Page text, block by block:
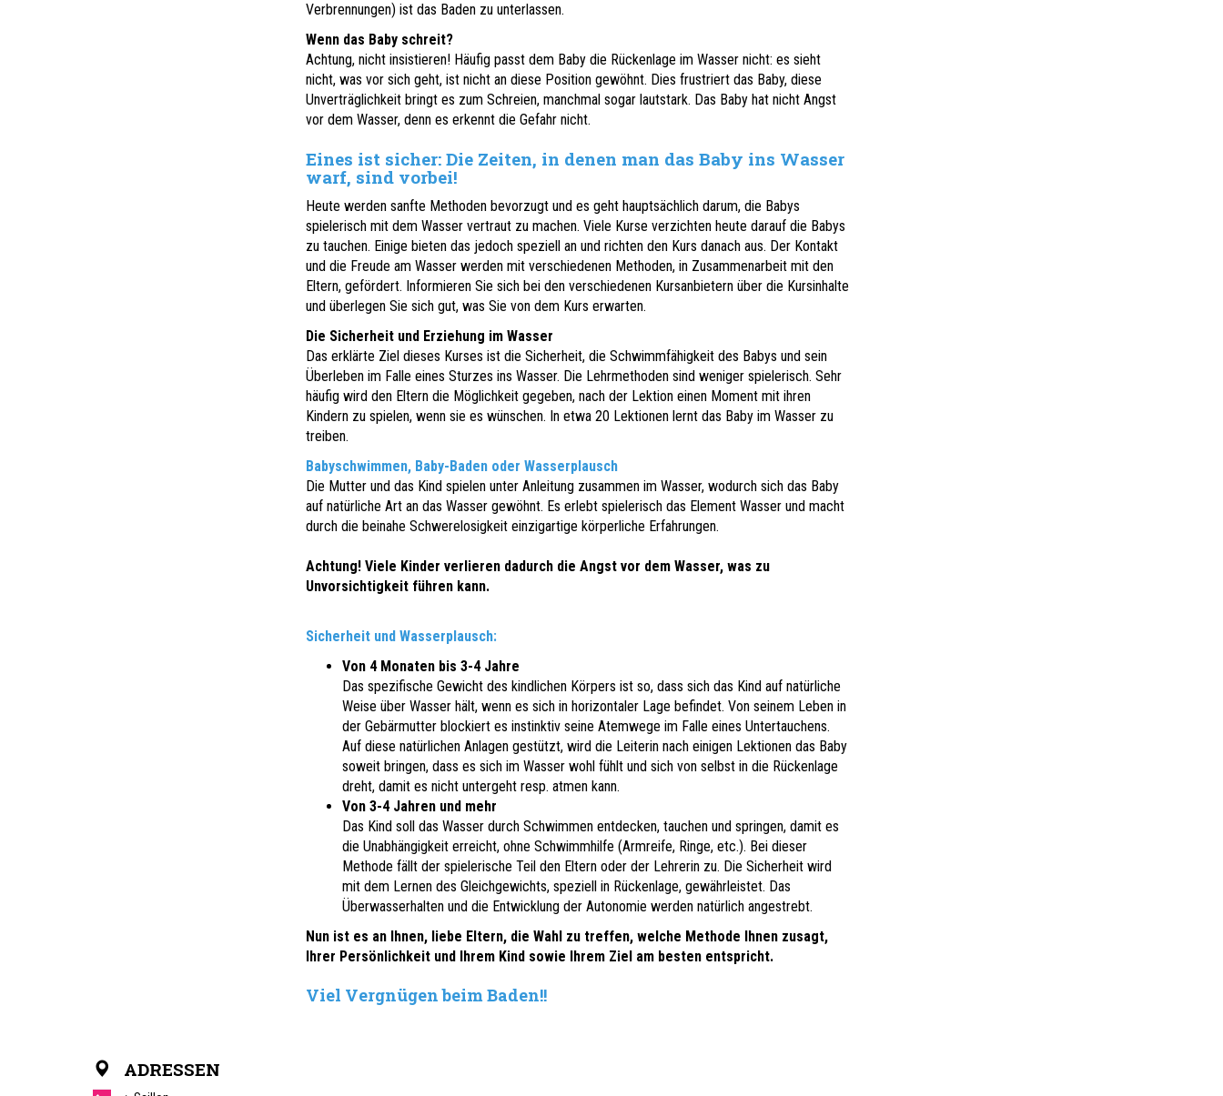
Verbrennungen) ist das Baden zu unterlassen.
Wenn das Baby schreit?
Achtung, nicht insistieren! Häufig passt dem Baby die Rückenlage im Wasser nicht: es sieht
nicht, was vor sich geht, ist nicht an diese Position gewöhnt. Dies frustriert das Baby, diese
Unverträglichkeit bringt es zum Schreien, manchmal sogar lautstark. Das Baby hat nicht Angst
vor dem Wasser, denn es erkennt die Gefahr nicht.
Eines ist sicher: Die Zeiten, in denen man das Baby ins Wasser
warf, sind vorbei!
Heute werden sanfte Methoden bevorzugt und es geht hauptsächlich darum, die Babys
spielerisch mit dem Wasser vertraut zu machen. Viele Kurse verzichten heute darauf die Babys
zu tauchen. Einige bieten das jedoch speziell an und richten den Kurs danach aus. Der Kontakt
und die Freude am Wasser werden mit verschiedenen Methoden, in Zusammenarbeit mit den
Eltern, gefördert. Informieren Sie sich bei den verschiedenen Kursanbietern über die Kursinhalte
und überlegen Sie sich gut, was Sie von dem Kurs erwarten.
Die Sicherheit und Erziehung im Wasser
Das erklärte Ziel dieses Kurses ist die Sicherheit, die Schwimmfähigkeit des Babys und sein
Überleben im Falle eines Sturzes ins Wasser. Die Lehrmethoden sind weniger spielerisch. Sehr
häufig wird den Eltern die Möglichkeit gegeben, nach der Lektion einen Moment mit ihren
Kindern zu spielen, wenn sie es wünschen. In etwa 20 Lektionen lernt das Baby im Wasser zu
treiben.
Babyschwimmen, Baby-Baden oder Wasserplausch
Die Mutter und das Kind spielen unter Anleitung zusammen im Wasser, wodurch sich das Baby
auf natürliche Art an das Wasser gewöhnt. Es erlebt spielerisch das Element Wasser und macht
durch die beinahe Schwerelosigkeit einzigartige körperliche Erfahrungen.
Achtung! Viele Kinder verlieren dadurch die Angst vor dem Wasser, was zu
Unvorsichtigkeit führen kann.
Sicherheit und Wasserplausch:
Von 4 Monaten bis 3-4 Jahre
Das spezifische Gewicht des kindlichen Körpers ist so, dass sich das Kind auf natürliche
Weise über Wasser hält, wenn es sich in horizontaler Lage befindet. Von seinem Leben in
der Gebärmutter blockiert es instinktiv seine Atemwege im Falle eines Untertauchens.
Auf diese natürlichen Anlagen gestützt, wird die Leiterin nach einigen Lektionen das Baby
soweit bringen, dass es sich im Wasser wohl fühlt und sich von selbst in die Rückenlage
dreht, damit es nicht untergeht resp. atmen kann.
Von 3-4 Jahren und mehr
Das Kind soll das Wasser durch Schwimmen entdecken, tauchen und springen, damit es
die Unabhängigkeit erreicht, ohne Schwimmhilfe (Armreife, Ringe, etc.). Bei dieser
Methode fällt der spielerische Teil den Eltern oder der Lehrerin zu. Die Sicherheit wird
mit dem Lernen des Gleichgewichts, speziell in Rückenlage, gewährleistet. Das
Überwasserhalten und die Entwicklung der Autonomie werden natürlich angestrebt.
Nun ist es an Ihnen, liebe Eltern, die Wahl zu treffen, welche Methode Ihnen zusagt,
Ihrer Persönlichkeit und Ihrem Kind sowie Ihrem Ziel am besten entspricht.
Viel Vergnügen beim Baden!!
ADRESSEN